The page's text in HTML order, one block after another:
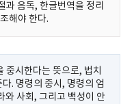
과 음독, 한글번역을 정리
해야 한다.
중시한다는 뜻으로, 법치
. 명령의 중시, 명령의 엄
와 사회, 그리고 백성이 안